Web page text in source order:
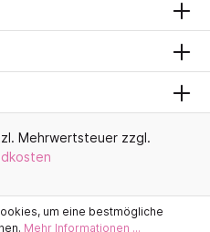
Mehrwertsteuer zzgl.
um eine bestmögliche
Mehr Informationen ...